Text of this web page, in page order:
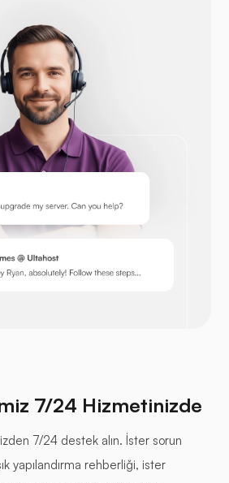
Sepet
Dosyası7/24 Hizmetinizde
7/24 destek alın. İster sorun
yapılandırma rehberliği, ister